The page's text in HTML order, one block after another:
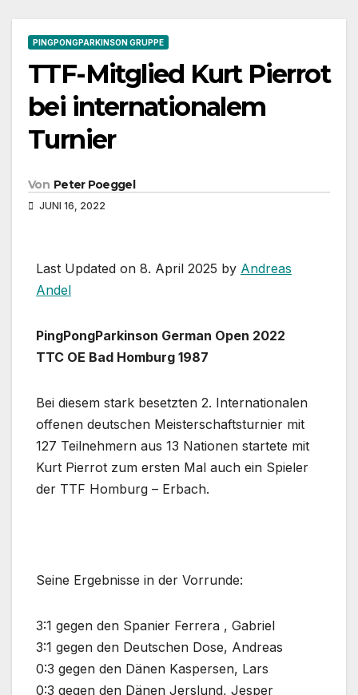
PINGPONGPARKINSON GRUPPE
TTF-Mitglied Kurt Pierrot
bei internationalem
Turnier
Von Peter Poeggel
JUNI 16, 2022
Last Updated on 8. April 2025 by Andreas
Andel
PingPongParkinson German Open 2022
TTC OE Bad Homburg 1987
Bei diesem stark besetzten 2. Internationalen
offenen deutschen Meisterschaftsturnier mit
127 Teilnehmern aus 13 Nationen startete mit
Kurt Pierrot zum ersten Mal auch ein Spieler
der TTF Homburg – Erbach.
Seine Ergebnisse in der Vorrunde:
3:1 gegen den Spanier Ferrera , Gabriel
3:1 gegen den Deutschen Dose, Andreas
0:3 gegen den Dänen Kaspersen, Lars
0:3 gegen den Dänen Jerslund, Jesper